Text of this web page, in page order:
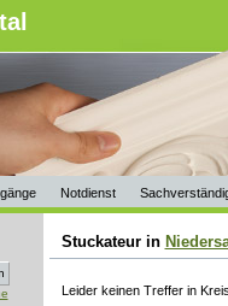
Notdienst
Stuckateur in
Leider keinen Treffer in